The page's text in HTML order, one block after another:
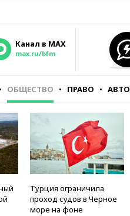
Канал в MAX
max.ru/bfm
ОБЩЕСТВО ПРАВО АВТО
Турция ограничила
проход судов в Черное
море на фоне